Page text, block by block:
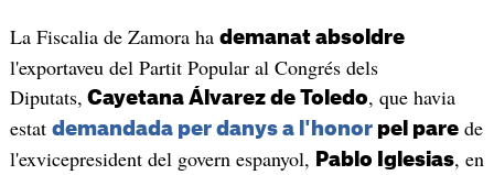
La Fiscalia de Zamora ha demanat absoldre
l'exportaveu del Partit Popular al Congrés dels
Diputats, Cayetana Álvarez de Toledo, que havia
estat demandada per danys a l'honorpel parede
l'exvicepresident del govern espanyol, Pablo Iglesias, en